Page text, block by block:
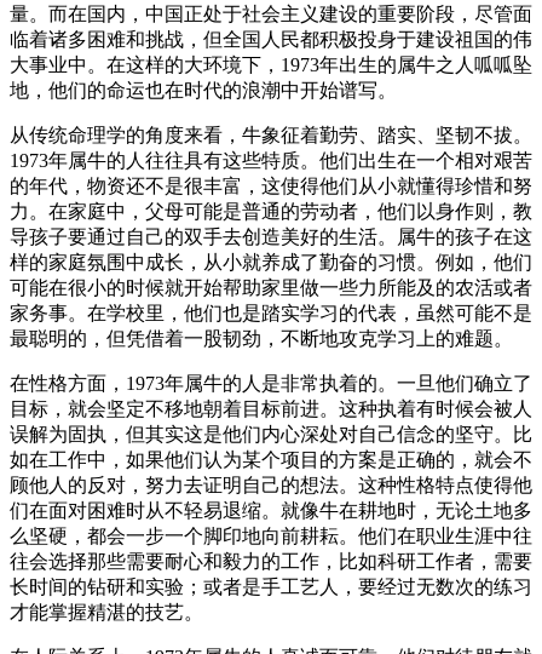
量。而在国内，中国正处于社会主义建设的重要阶段，尽管面
临着诸多困难和挑战，但全国人民都积极投身于建设祖国的伟
大事业中。在这样的大环境下，1973年出生的属牛之人呱呱坠
地，他们的命运也在时代的浪潮中开始谱写。
从传统命理学的角度来看，牛象征着勤劳、踏实、坚韧不拔。
1973年属牛的人往往具有这些特质。他们出生在一个相对艰苦
的年代，物资还不是很丰富，这使得他们从小就懂得珍惜和努
力。在家庭中，父母可能是普通的劳动者，他们以身作则，教
导孩子要通过自己的双手去创造美好的生活。属牛的孩子在这
样的家庭氛围中成长，从小就养成了勤奋的习惯。例如，他们
可能在很小的时候就开始帮助家里做一些力所能及的农活或者
家务事。在学校里，他们也是踏实学习的代表，虽然可能不是
最聪明的，但凭借着一股韧劲，不断地攻克学习上的难题。
在性格方面，1973年属牛的人是非常执着的。一旦他们确立了
目标，就会坚定不移地朝着目标前进。这种执着有时候会被人
误解为固执，但其实这是他们内心深处对自己信念的坚守。比
如在工作中，如果他们认为某个项目的方案是正确的，就会不
顾他人的反对，努力去证明自己的想法。这种性格特点使得他
们在面对困难时从不轻易退缩。就像牛在耕地时，无论土地多
么坚硬，都会一步一个脚印地向前耕耘。他们在职业生涯中往
往会选择那些需要耐心和毅力的工作，比如科研工作者，需要
长时间的钻研和实验；或者是手工艺人，要经过无数次的练习
才能掌握精湛的技艺。